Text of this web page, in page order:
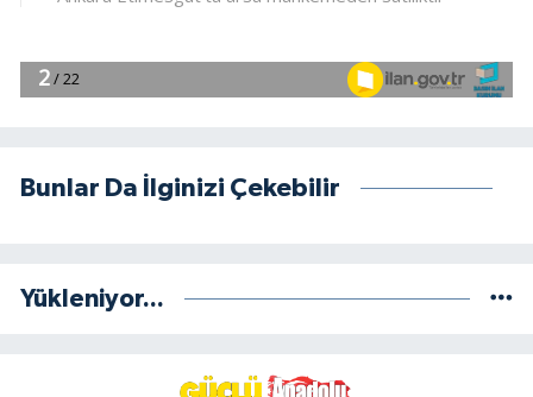
Bunlar Da İlginizi Çekebilir
Yükleniyor...